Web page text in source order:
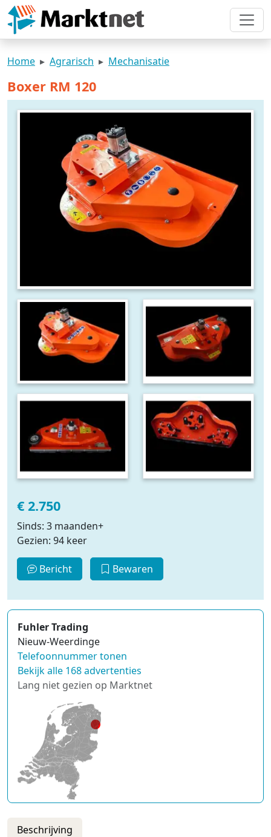
Home Agrarisch Mechanisatie
Boxer RM 120
€ 2.750
Sinds: 3 maanden+
Gezien: 94 keer
Bericht Bewaren
Fuhler Trading
Nieuw-Weerdinge
Telefoonnummer tonen
Bekijk alle 168 advertenties
Lang niet gezien op Marktnet
Beschrijving